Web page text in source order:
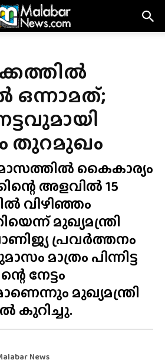
ഒന്നാമത്;
തുറമുഖം
കൈകാര്യം
അളവിൽ 15
വിഴിഞ്ഞം
മുഖ്യമന്ത്രി
പ്രവർത്തനം
മാത്രം പിന്നിട്ട
നേട്ടം
മുഖ്യമന്ത്രി
കുറിച്ചു.
News